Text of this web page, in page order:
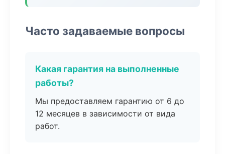
Часто задаваемые вопросы
Какая гарантия на выполненные
работы?
Мы предоставляем гарантию от 6 до
12 месяцев в зависимости от вида
работ.